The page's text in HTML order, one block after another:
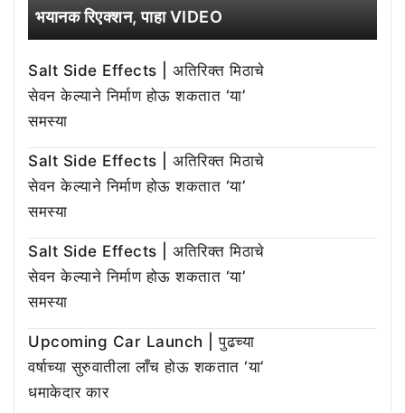
भयानक रिएक्शन, पाहा VIDEO
Salt Side Effects | अतिरिक्त मिठाचे
सेवन केल्याने निर्माण होऊ शकतात ‘या’
समस्या
Salt Side Effects | अतिरिक्त मिठाचे
सेवन केल्याने निर्माण होऊ शकतात ‘या’
समस्या
Salt Side Effects | अतिरिक्त मिठाचे
सेवन केल्याने निर्माण होऊ शकतात ‘या’
समस्या
Upcoming Car Launch | पुढच्या
वर्षाच्या सुरुवातीला लाँच होऊ शकतात ‘या’
धमाकेदार कार